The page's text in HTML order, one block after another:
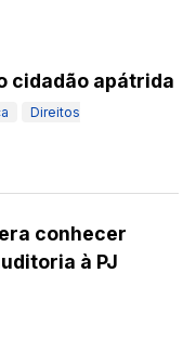
cidadão apátrida
Direitos
conhecer
à PJ